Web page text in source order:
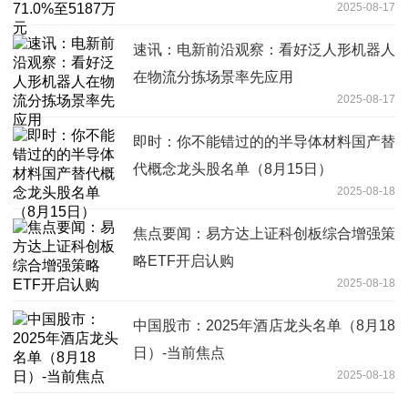
2025-08-17
速讯：电新前沿观察：看好泛人形机器人
在物流分拣场景率先应用
2025-08-17
即时：你不能错过的的半导体材料国产替
代概念龙头股名单（8月15日）
2025-08-18
焦点要闻：易方达上证科创板综合增强策
略ETF开启认购
2025-08-18
中国股市：2025年酒店龙头名单（8月18
日）-当前焦点
2025-08-18